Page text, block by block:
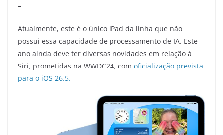
–
Atualmente, este é o único iPad da linha que não
possui essa capacidade de processamento de IA. Este
ano ainda deve ter diversas novidades em relação à
Siri, prometidas na WWDC24, com oficialização prevista
para o iOS 26.5.